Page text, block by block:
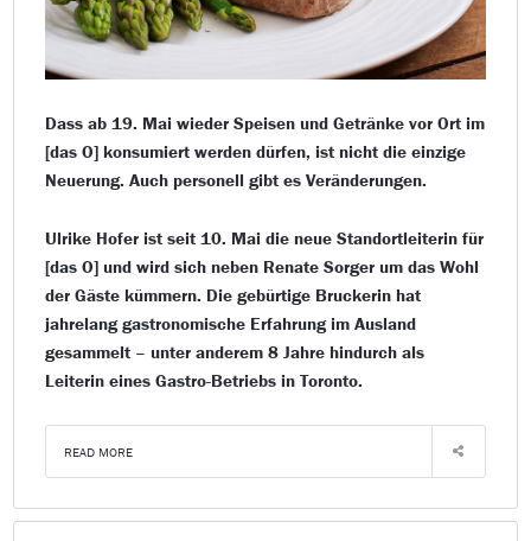
Dass ab 19. Mai wieder Speisen und Getränke vor Ort im
[das O] konsumiert werden dürfen, ist nicht die einzige
Neuerung. Auch personell gibt es Veränderungen.
Ulrike Hofer ist seit 10. Mai die neue Standortleiterin für
[das O] und wird sich neben Renate Sorger um das Wohl
der Gäste kümmern. Die gebürtige Bruckerin hat
jahrelang gastronomische Erfahrung im Ausland
gesammelt – unter anderem 8 Jahre hindurch als
Leiterin eines Gastro-Betriebs in Toronto.
READ MORE